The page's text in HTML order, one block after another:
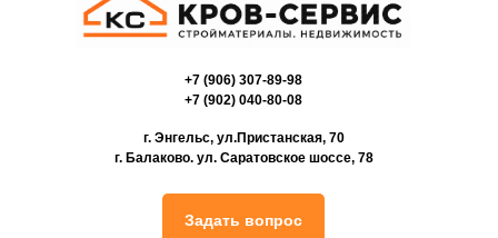
+7 (906) 307-89-98
+7 (902) 040-80-08
г. Энгельс, ул.Пристанская, 70
г. Балаково. ул. Саратовское шоссе, 78
Задать вопрос